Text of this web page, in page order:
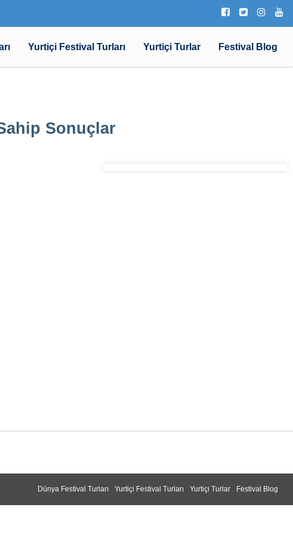
Yurtiçi Festival Turları Yurtiçi Turlar Festival Blog
Sonuçlar
Festival Blog
Yurtiçi Turlar
Yurtiçi Festival Turları
Dünya Festival Turları